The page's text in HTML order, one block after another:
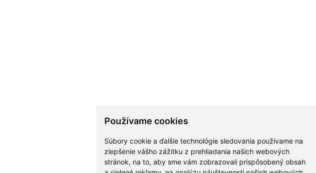
Používame cookies
Súbory cookie a ďalšie technológie sledovania používame na
zlepšenie vášho zážitku z prehliadania našich webových
stránok, na to, aby sme vám zobrazovali prispôsobený obsah